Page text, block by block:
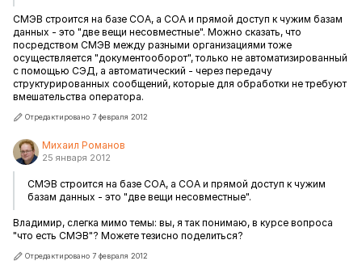
СМЭВ строится на базе СОА, а СОА и прямой доступ к чужим базам
данных - это "две вещи несовместные". Можно сказать, что
посредством СМЭВ между разными организациями тоже
осуществляется "документооборот", только не автоматизированный
с помощью СЭД, а автоматический - через передачу
структурированных сообщений, которые для обработки не требуют
вмешательства оператора.
Отредактировано 7 февраля 2012
Михаил Романов
25 января 2012
СМЭВ строится на базе СОА, а СОА и прямой доступ к чужим
базам данных - это "две вещи несовместные".
Владимир, слегка мимо темы: вы, я так понимаю, в курсе вопроса
"что есть СМЭВ"? Можете тезисно поделиться?
Отредактировано 7 февраля 2012